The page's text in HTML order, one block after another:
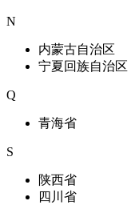
N
内蒙古自治区
宁夏回族自治区
Q
青海省
S
陕西省
四川省